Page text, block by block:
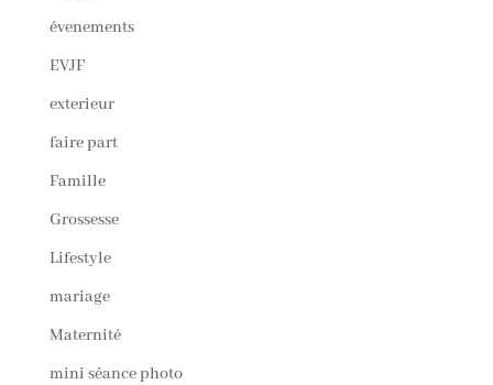
évenements
EVJF
exterieur
faire part
Famille
Grossesse
Lifestyle
mariage
Maternité
mini séance photo